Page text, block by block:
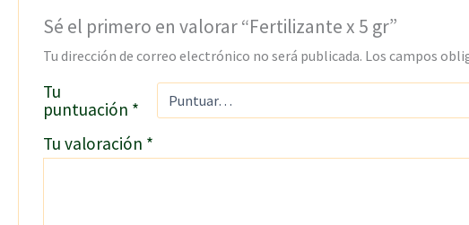
Sé el primero en valorar “Fertilizante x 5 gr”
Tu dirección de correo electrónico no será publicada. Los campos
Tu
puntuación *
Tu valoración *